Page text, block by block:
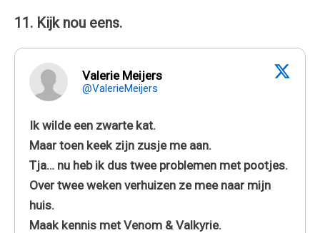
11. Kijk nou eens.
Valerie Meijers
@ValerieMeijers
Ik wilde een zwarte kat.
Maar toen keek zijn zusje me aan.
Tja… nu heb ik dus twee problemen met pootjes.
Over twee weken verhuizen ze mee naar mijn
huis.
Maak kennis met Venom & Valkyrie.